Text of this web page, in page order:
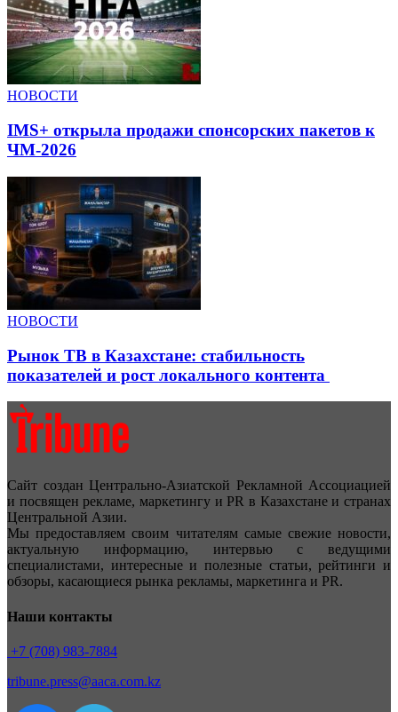
НОВОСТИ
IMS+ открыла продажи спонсорских пакетов к
ЧМ-2026
НОВОСТИ
Рынок ТВ в Казахстане: стабильность
показателей и рост локального контента
Сайт создан Центрально-Азиатской Рекламной Ассоциацией
и посвящен рекламе, маркетингу и PR в Казахстане и странах
Центральной Азии.
Мы предоставляем своим читателям самые свежие новости,
актуальную информацию, интервью с ведущими
специалистами, интересные и полезные статьи, рейтинги и
обзоры, касающиеся рынка рекламы, маркетинга и PR.
Наши контакты
+7 (708) 983-7884
tribune.press@aaca.com.kz